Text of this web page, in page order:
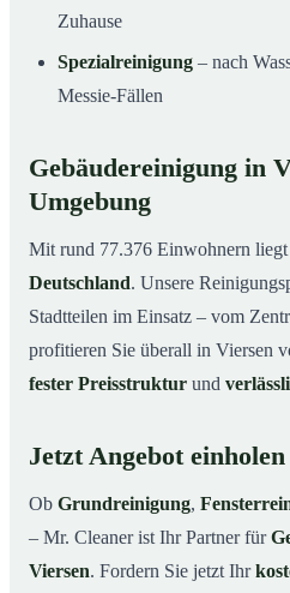
Zuhause
Spezialreinigung – nach
Messie-Fällen
Gebäudereinigung in
Umgebung
Mit rund 77.376 Einwohnern liegt
Deutschland. Unsere
Stadtteilen im Einsatz – vom
profitieren Sie überall in Viersen
fester Preisstruktur und
Jetzt Angebot einholen
Ob Grundreinigung,
– Mr. Cleaner ist Ihr Partner für
Viersen. Fordern Sie jetzt Ihr